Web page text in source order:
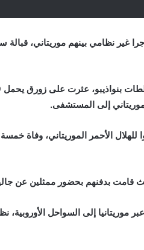
نظامي بينهم موريتاني، قبالة
إلى المستشفى.
الأحمر الموريتاني، وفاة
بدفنهم بحضور ممثلين عن
موريتانيا إلى السواحل